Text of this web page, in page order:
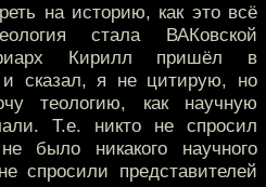
на историю, как это всё
стала ВАКовской
Кирилл пришёл в
и сказал, я не цитирую, но
теологию, как научную
Т.е. никто не спросил
было никакого научного
спросили представителей